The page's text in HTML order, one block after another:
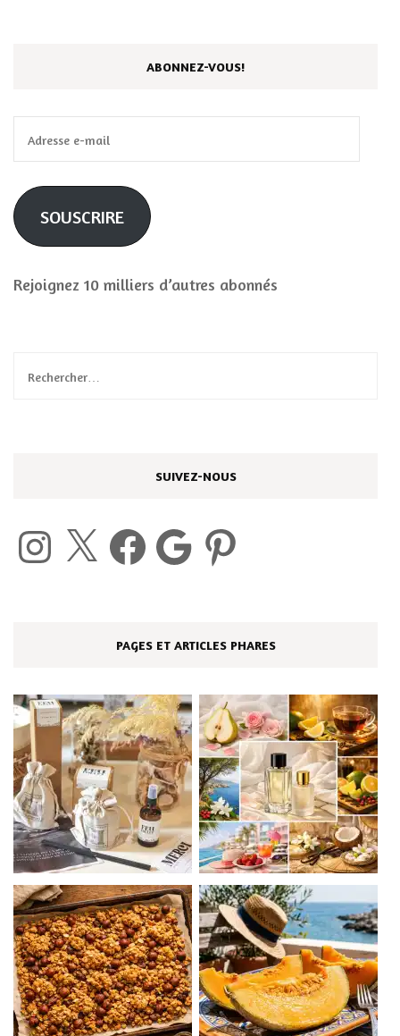
ABONNEZ-VOUS!
e-
mail
SOUSCRIRE
Rejoignez 10 milliers d’autres abonnés
Rechercher :
SUIVEZ-NOUS
Instagram Facebook Google Pinterest
PAGES ET ARTICLES PHARES